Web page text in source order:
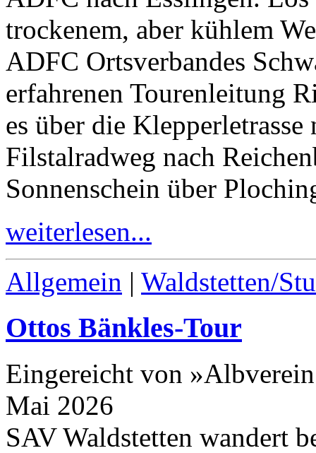
trockenem, aber kühlem
ADFC Ortsverbandes
erfahrenen Tourenleitung
es über die
Filstalradweg nach
Sonnenschein über
weiterlesen...
Allgemein | Waldstetten/
Ottos Bänkles-​Tour
Eingereicht von
Mai 2026
SAV Waldstetten wandert